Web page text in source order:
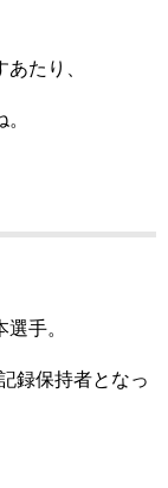
たり、
手。
録保持者となっ